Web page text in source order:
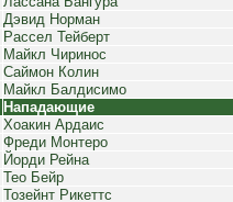
Дэвид Норман
Рассел Тейберт
Майкл Чиринос
Саймон Колин
Майкл Балдисимо
Нападающие
Хоакин Ардаис
Фреди Монтеро
Йорди Рейна
Тео Бейр
Тозейнт Рикеттс